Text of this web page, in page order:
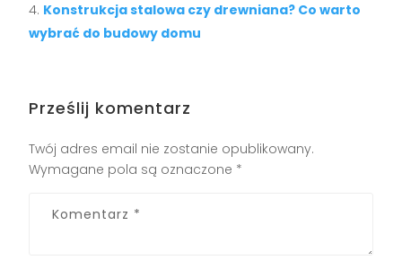
Konstrukcja stalowa czy drewniana? Co warto
wybrać do budowy domu
Prześlij komentarz
Twój adres email nie zostanie opublikowany.
Wymagane pola są oznaczone *